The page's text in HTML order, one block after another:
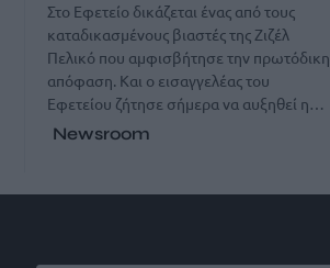
Στο Εφετείο δικάζεται ένας από τους
καταδικασμένους βιαστές της Ζιζέλ
Πελικό που αμφισβήτησε την πρωτόδικη
απόφαση. Και ο εισαγγελέας του
Εφετείου ζήτησε σήμερα να αυξηθεί η…
Newsroom